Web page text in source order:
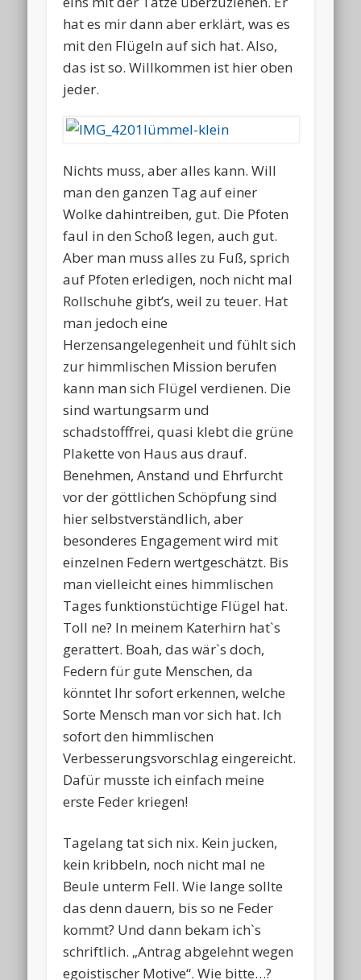
hat es mir dann aber erklärt, was es
mit den Flügeln auf sich hat. Also,
das ist so. Willkommen ist hier oben
jeder.
Nichts muss, aber alles kann. Will
man den ganzen Tag auf einer
Wolke dahintreiben, gut. Die Pfoten
faul in den Schoß legen, auch gut.
Aber man muss alles zu Fuß, sprich
auf Pfoten erledigen, noch nicht mal
Rollschuhe gibt’s, weil zu teuer. Hat
man jedoch eine
Herzensangelegenheit und fühlt sich
zur himmlischen Mission berufen
kann man sich Flügel verdienen. Die
sind wartungsarm und
schadstofffrei, quasi klebt die grüne
Plakette von Haus aus drauf.
Benehmen, Anstand und Ehrfurcht
vor der göttlichen Schöpfung sind
hier selbstverständlich, aber
besonderes Engagement wird mit
einzelnen Federn wertgeschätzt. Bis
man vielleicht eines himmlischen
Tages funktionstüchtige Flügel hat.
Toll ne? In meinem Katerhirn hat`s
gerattert. Boah, das wär`s doch,
Federn für gute Menschen, da
könntet Ihr sofort erkennen, welche
Sorte Mensch man vor sich hat. Ich
sofort den himmlischen
Verbesserungsvorschlag eingereicht.
Dafür musste ich einfach meine
erste Feder kriegen!
Tagelang tat sich nix. Kein jucken,
kein kribbeln, noch nicht mal ne
Beule unterm Fell. Wie lange sollte
das denn dauern, bis so ne Feder
kommt? Und dann bekam ich`s
schriftlich. „Antrag abgelehnt wegen
egoistischer Motive“. Wie bitte…?